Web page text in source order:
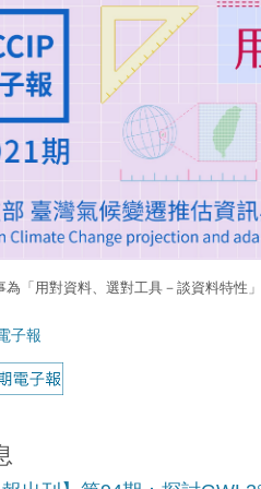
為「用對資料、選對工具－談資料特性」
子報